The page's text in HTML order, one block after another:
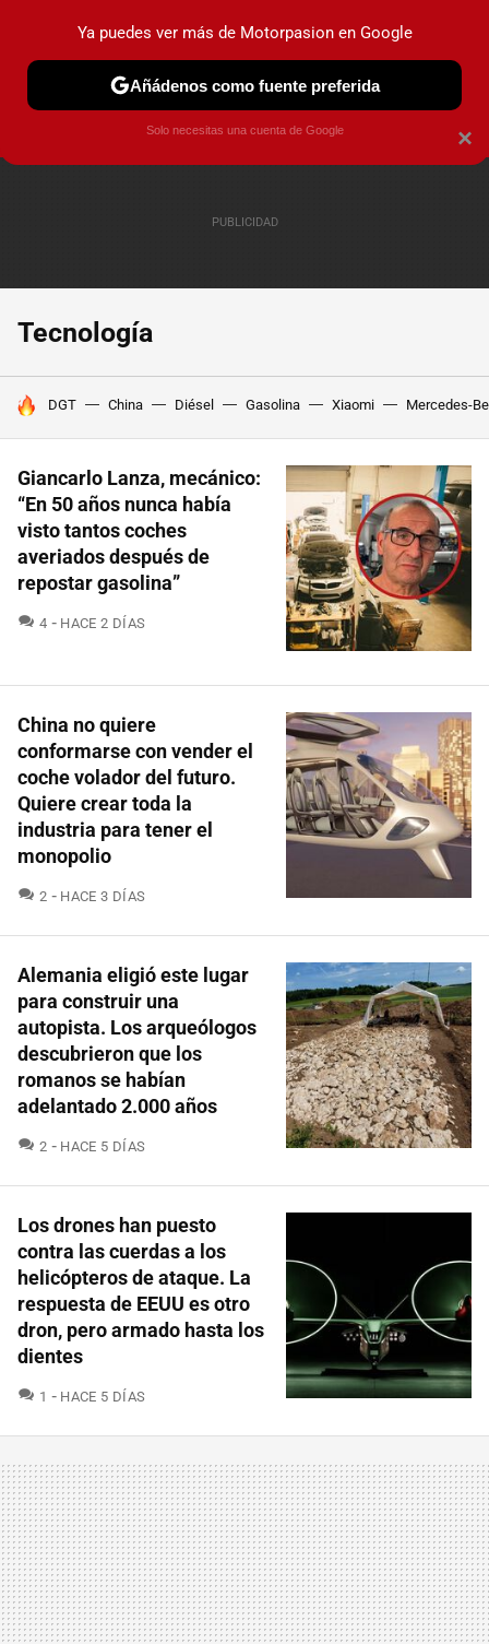
PRUEBAS COCHES ELÉCTRICOS OBSERVATORIO
Tecnología
HOY SE HABLA DE
DGT China Diésel Gasolina Xiaomi Mercedes-
Giancarlo Lanza, mecánico:
“En 50 años nunca había
visto tantos coches
averiados después de
repostar gasolina”
4 COMENTARIOS
HACE 2 DÍAS
China no quiere
conformarse con vender el
coche volador del futuro.
Quiere crear toda la
industria para tener el
monopolio
2 COMENTARIOS
HACE 3 DÍAS
Alemania eligió este lugar
para construir una
autopista. Los arqueólogos
descubrieron que los
romanos se habían
adelantado 2.000 años
2 COMENTARIOS
HACE 5 DÍAS
Los drones han puesto
contra las cuerdas a los
helicópteros de ataque. La
respuesta de EEUU es otro
dron, pero armado hasta los
dientes
1 COMENTARIOS
HACE 5 DÍAS
×
Ya puedes ver más de Motorpasion en Google
Añádenos como fuente preferida
Solo necesitas una cuenta de Google